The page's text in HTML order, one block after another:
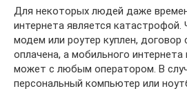
Для некоторых людей даже
интернета является катастрофой.
модем или роутер куплен, договор
оплачена, а мобильного
может с любым оператором. В
персональный компьютер или